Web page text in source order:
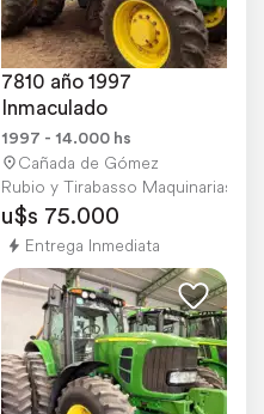
7810 año 1997
Inmaculado
1997 - 14.000 hs
Cañada de Gómez
Rubio y Tirabasso Maquinarias
u$s 75.000
Entrega Inmediata